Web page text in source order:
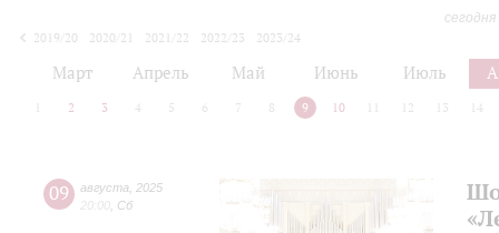
2019/20
2020/21 2021/22 2022/23
2023/24
Март Апрель Май Июнь Июль
2 3 4 5 6 7 8 9 10 12 13 14
09 августа
2025
20:00 Сб